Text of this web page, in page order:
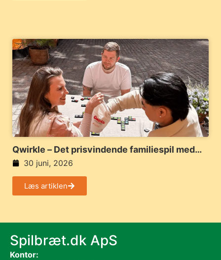
Qwirkle – Det prisvindende familiespil med
farver, former og smarte kombinationer
30 juni, 2026
Læs artiklen
Spilbræt.dk ApS
Kontor: